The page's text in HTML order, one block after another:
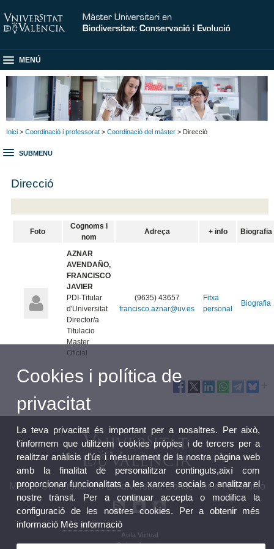
MENÚ
Inici > Coordinació i professorat > Coordinació del màster > Direcció
SUBMENU
Direcció
Foto
Cognoms i
nom
Adreça + info Biografia
AZNAR
AVENDAÑO,
FRANCISCO
JAVIER
PDI-Titular
d'Universitat
Director/a
Titulacio
Master
Oficial
(9635) 43657
francisco.aznar@uv.es
Fitxa
personal
Biografia
Màster Universitari en Biodiversitat: Conservació i Evolució
Aula Virtual
Guies docents
Cookies i política de
privacitat
La teva privacitat és important per a nosaltres. Per això,
t'informem que utilitzem cookies pròpies i de tercers per a
realitzar anàlisis d'ús i mesurament de la nostra pàgina web
amb la finalitat de personalitzar continguts,així com
proporcionar funcionalitats a les xarxes socials o analitzar el
nostre trànsit. Per a continuar accepta o modifica la
configuració de les nostres cookies. Per a obtenir més
informació Més informació